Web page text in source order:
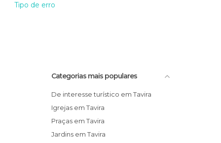
Tipo de erro
Categorias mais populares
De interesse turístico em Tavira
Igrejas em Tavira
Praças em Tavira
Jardins em Tavira